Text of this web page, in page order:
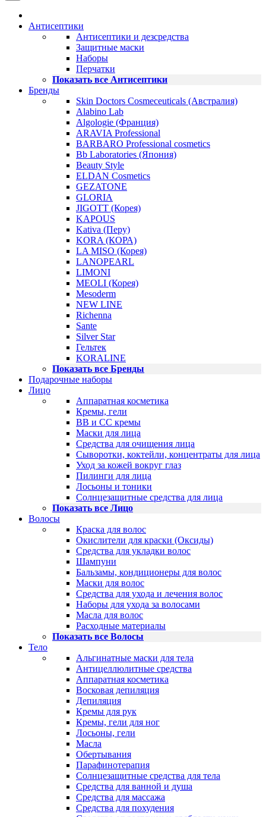
Антисептики
Антисептики и дезсредства
Защитные маски
Наборы
Перчатки
Показать все Антисептики
Бренды
Skin Doctors Cosmeceuticals (Австралия)
Alabino Lab
Algologie (Франция)
ARAVIA Professional
BARBARO Professional cosmetics
Bb Laboratories (Япония)
Beauty Style
ELDAN Cosmetics
GEZATONE
GLORIA
JIGOTT (Корея)
KAPOUS
Kativa (Перу)
KORA (КОРА)
LA MISO (Корея)
LANOPEARL
LIMONI
MEOLI (Корея)
Mesoderm
NEW LINE
Richenna
Sante
Silver Star
Гельтек
KORALINE
Показать все Бренды
Подарочные наборы
Лицо
Аппаратная косметика
Кремы, гели
BB и CC кремы
Маски для лица
Средства для очищения лица
Сыворотки, коктейли, концентраты для лица
Уход за кожей вокруг глаз
Пилинги для лица
Лосьоны и тоники
Солнцезащитные средства для лица
Показать все Лицо
Волосы
Краска для волос
Окислители для краски (Оксиды)
Средства для укладки волос
Шампуни
Бальзамы, кондиционеры для волос
Маски для волос
Средства для ухода и лечения волос
Наборы для ухода за волосами
Масла для волос
Расходные материалы
Показать все Волосы
Тело
Альгинатные маски для тела
Антицеллюлитные средства
Аппаратная косметика
Восковая депиляция
Депиляция
Кремы для рук
Кремы, гели для ног
Лосьоны, гели
Масла
Обертывания
Парафинотерапия
Солнцезащитные средства для тела
Средства для ванной и душа
Средства для массажа
Средства для похудения